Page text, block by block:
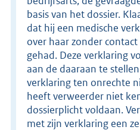
basis van het dossier.
dat hij een medische
over haar zonder
gehad. Deze verklaring
aan de daaraan te
verklaring ten onrechte
heeft verweerder niet
dossierplicht voldaan.
met zijn verklaring een